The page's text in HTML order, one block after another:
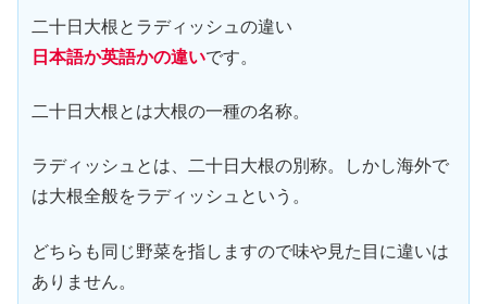
二十日大根とラディッシュの違い
日本語か英語かの違いです。
二十日大根とは大根の一種の名称。
ラディッシュとは、二十日大根の別称。しかし海外で
は大根全般をラディッシュという。
どちらも同じ野菜を指しますので味や見た目に違いは
ありません。